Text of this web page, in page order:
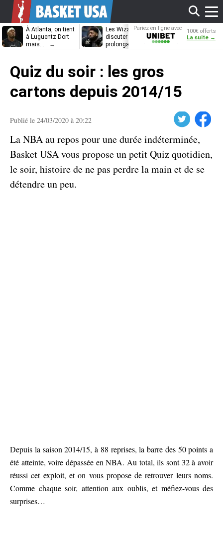
À Atlanta, on tient
à Luguentz Dort
mais…
Les Wizards vont
discuter
prolongation avec
Dennis
découvrira-t-il
Pariez en ligne avec
Unibet
100€ offerts
La suite →
Quiz du soir : les gros
cartons depuis 2014/15
Publié le 24/03/2020 à 20:22 Facebook
La NBA au repos pour une durée indéterminée,
Basket USA vous propose un petit Quiz quotidien,
le soir, histoire de ne pas perdre la main et de se
détendre un peu.
Depuis la saison 2014/15, à 88 reprises, la barre des 50 points a
été atteinte, voire dépassée en NBA. Au total, ils sont 32 à avoir
réussi cet exploit, et on vous propose de retrouver leurs noms.
Comme chaque soir, attention aux oublis, et méfiez-vous des
surprises…